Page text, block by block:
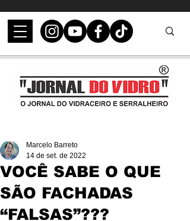
VOCÊ SABE O QUE
SÃO FACHADAS
“FALSAS”???
Marcelo Barreto
14 de set. de 2022